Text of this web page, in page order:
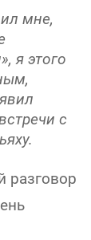
мне,
я этого
с
разговор